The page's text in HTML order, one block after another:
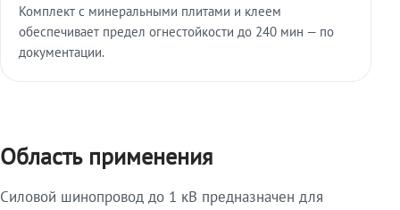
Комплект с минеральными плитами и клеем
обеспечивает предел огнестойкости до 240 мин — по
документации.
Область применения
Силовой шинопровод до 1 кВ предназначен для